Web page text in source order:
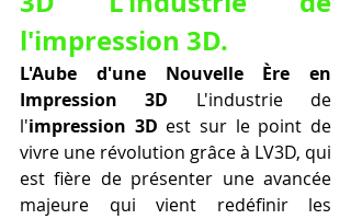
l'impression 3D.
L'Aube d'une Nouvelle Ère en
Impression 3D L'industrie de
l'impression 3D est sur le point de
vivre une révolution grâce à LV3D, qui
est fière de présenter une avancée
majeure qui vient redéfinir les